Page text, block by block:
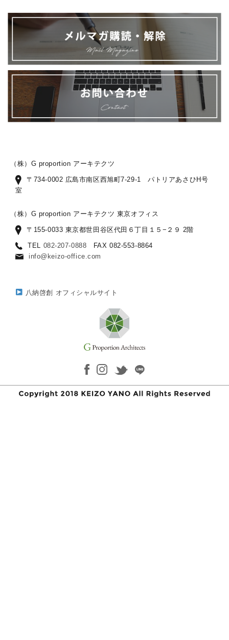
（株）G proportion アーキテクツ
〒734-0002 広島市南区西旭町7-29-1 パトリアあさひH号
室
（株）G proportion アーキテクツ 東京オフィス
〒155-0033 東京都世田谷区代田６丁目１５−２９ 2階
TEL 082-207-0888 FAX 082-553-8864
info@keizo-office.com
八納啓創 オフィシャルサイト